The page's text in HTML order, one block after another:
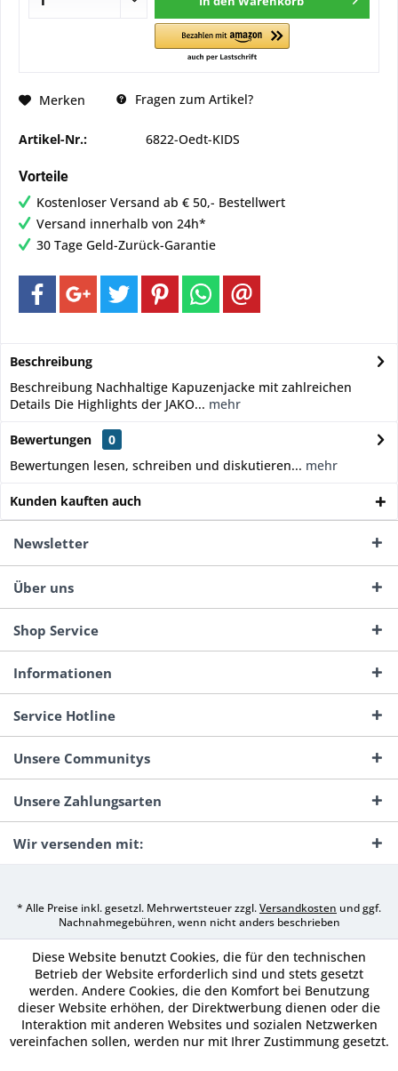
Merken Fragen zum Artikel?
Artikel-Nr.: 6822-Oedt-KIDS
Vorteile
Kostenloser Versand ab € 50,- Bestellwert
Versand innerhalb von 24h*
30 Tage Geld-Zurück-Garantie
Beschreibung
Beschreibung Nachhaltige Kapuzenjacke mit zahlreichen
Details Die Highlights der JAKO... mehr
Bewertungen
0
Bewertungen lesen, schreiben und diskutieren... mehr
Kunden kauften auch
Newsletter
Über uns
Shop Service
Informationen
Service Hotline
Unsere Communitys
Unsere Zahlungsarten
Wir versenden mit:
* Alle Preise inkl. gesetzl. Mehrwertsteuer zzgl.Versandkosten und ggf.
Nachnahmegebühren, wenn nicht anders beschrieben
Diese Website benutzt Cookies, die für den technischen
Betrieb der Website erforderlich sind und stets gesetzt
werden. Andere Cookies, die den Komfort bei Benutzung
dieser Website erhöhen, der Direktwerbung dienen oder die
Interaktion mit anderen Websites und sozialen Netzwerken
vereinfachen sollen, werden nur mit Ihrer Zustimmung gesetzt.